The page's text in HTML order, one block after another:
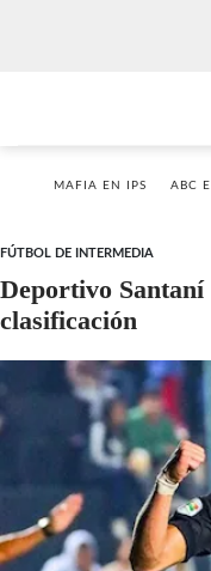
MAFIA EN IPS ABC
FÚTBOL DE INTERMEDIA
Deportivo
clasificación